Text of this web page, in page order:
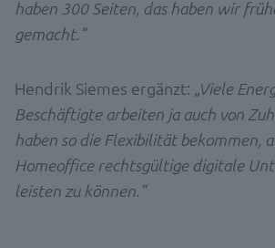
haben 300 Seiten, das haben wir
gemacht.“
Hendrik Siemes ergänzt: „Viele
Beschäftigte arbeiten ja auch von
haben so die Flexibilität bekommen,
Homeoffice rechtsgültige digitale
leisten zu können.“